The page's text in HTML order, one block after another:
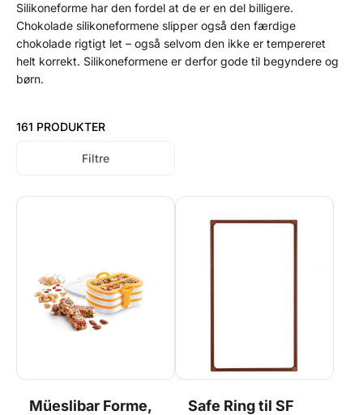
Silikoneforme har den fordel at de er en del billigere.
Chokolade silikoneformene slipper også den færdige
chokolade rigtigt let – også selvom den ikke er tempereret
helt korrekt. Silikoneformene er derfor gode til begyndere og
børn.
161 PRODUKTER
Filtre
Müeslibar Forme,
Safe Ring til SF